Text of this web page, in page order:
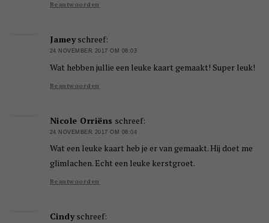
Beantwoorden
Jameyschreef:
24 NOVEMBER 2017 OM 08:03
Wat hebben jullie een leuke kaart gemaakt! Super leuk!
Beantwoorden
Nicole Orriëns schreef:
24 NOVEMBER 2017 OM 08:04
Wat een leuke kaart heb je er van gemaakt. Hij doet me
glimlachen. Echt een leuke kerstgroet.
Beantwoorden
Cindyschreef: